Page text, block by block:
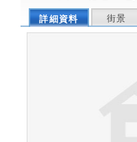
詳細資料 街景